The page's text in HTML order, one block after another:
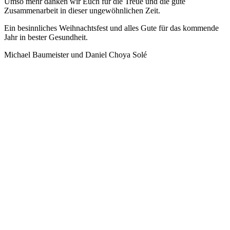
Zusammenarbeit in dieser ungewöhnlichen Zeit.
Ein besinnliches Weihnachtsfest und alles Gute für das kommende
Jahr in bester Gesundheit.
Michael Baumeister und Daniel Choya Solé